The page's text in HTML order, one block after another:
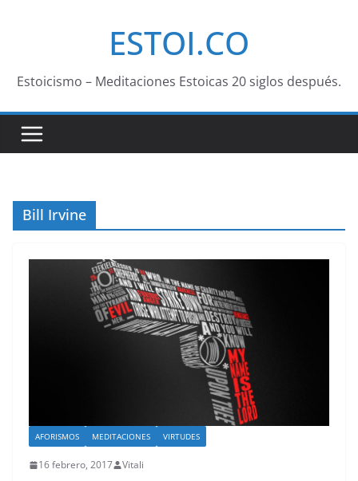
ESTOI.CO
Estoicismo – Meditaciones Estoicas 20 siglos después.
Bill Irvine
AFORISMOS MEDITACIONES VIRTUDES
16 febrero, 2017 Vitali